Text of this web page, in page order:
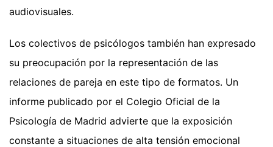
audiovisuales.
Los colectivos de psicólogos también han expresado
su preocupación por la representación de las
relaciones de pareja en este tipo de formatos. Un
informe publicado por el Colegio Oficial de la
Psicología de Madrid advierte que la exposición
constante a situaciones de alta tensión emocional